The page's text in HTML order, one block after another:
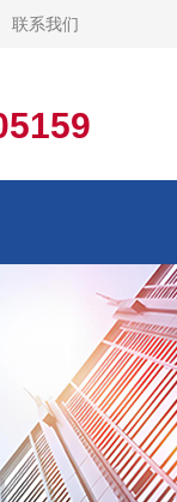
联系我们